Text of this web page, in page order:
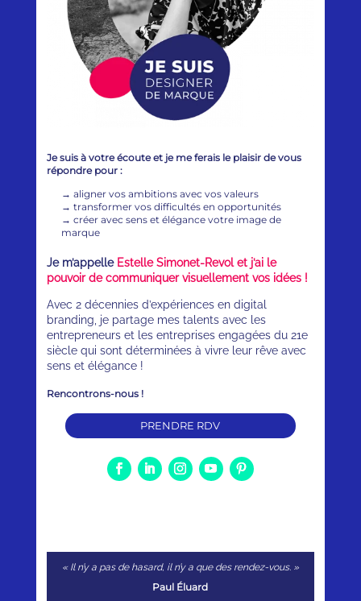
Je suis à votre écoute et je me ferais le plaisir de vous
répondre pour :
→aligner vos ambitions avec vos valeurs
→transformer vos difficultés en opportunités
→créer avec sens et élégance votre image de
marque
Je m’appelle Estelle Simonet-Revol et j’ai le
pouvoir de communiquer visuellement vos idées !
Avec 2 décennies d’expériences en digital
branding, je partage mes talents avec les
entrepreneurs et les entreprises engagées du 21e
siècle qui sont déterminées à vivre leur rêve avec
sens et élégance !
Rencontrons-nous !
PRENDRE RDV
« Il n’y a pas de hasard, il n’y a que des rendez-vous. »
Paul Éluard